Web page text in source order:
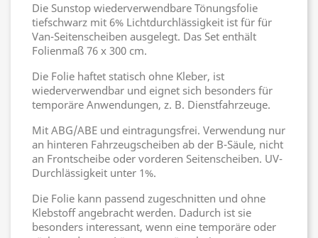
Die Sunstop wiederverwendbare Tönungsfolie
tiefschwarz mit 6% Lichtdurchlässigkeit ist für für
Van-Seitenscheiben ausgelegt. Das Set enthält
Folienmaß 76 x 300 cm.
Die Folie haftet statisch ohne Kleber, ist
wiederverwendbar und eignet sich besonders für
temporäre Anwendungen, z. B. Dienstfahrzeuge.
Mit ABG/ABE und eintragungsfrei. Verwendung nur
an hinteren Fahrzeugscheiben ab der B-Säule, nicht
an Frontscheibe oder vorderen Seitenscheiben. UV-
Durchlässigkeit unter 1%.
Die Folie kann passend zugeschnitten und ohne
Klebstoff angebracht werden. Dadurch ist sie
besonders interessant, wenn eine temporäre oder